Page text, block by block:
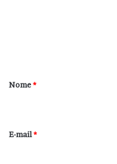
r
*
Nome*
E-mail*